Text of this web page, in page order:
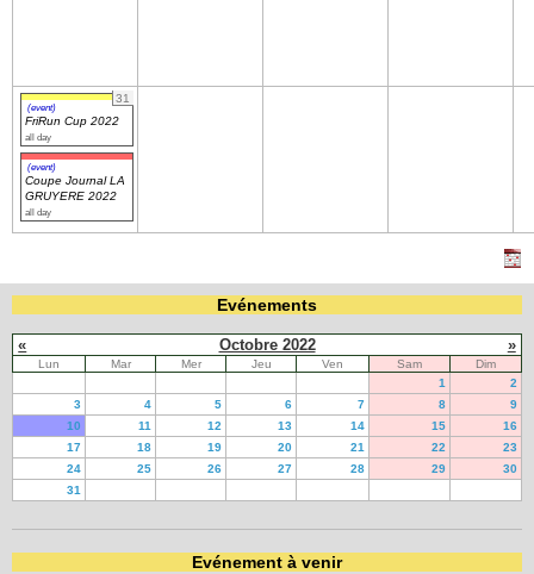
31
(event)
FriRun Cup 2022
all day
(event)
Coupe Journal LA
GRUYERE 2022
all day
Evénements
« Octobre 2022 »
Lun Mar Mer Jeu Ven Sam
Dim
1
2
3
4 5 6 7 8
9
10
11 12 13 14 15
16
17
18 19 20 21 22
23
24
25 26 27 28 29
30
31
Evénement à venir